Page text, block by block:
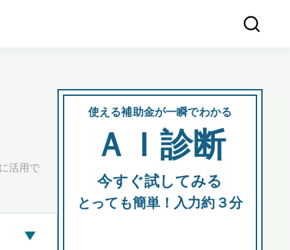
活用で
▶
使える補助金が一瞬でわかる
ＡＩ診断
今すぐ試してみる
とっても簡単！入力約３分